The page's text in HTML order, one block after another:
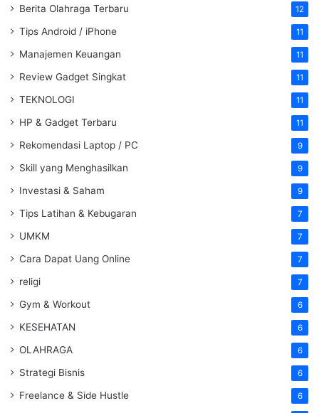
Berita Olahraga Terbaru 12
Tips Android / iPhone 11
Manajemen Keuangan 11
Review Gadget Singkat 11
TEKNOLOGI 11
HP & Gadget Terbaru 11
Rekomendasi Laptop / PC 9
Skill yang Menghasilkan 9
Investasi & Saham 9
Tips Latihan & Kebugaran 7
UMKM 7
Cara Dapat Uang Online 7
religi 7
Gym & Workout 6
KESEHATAN 6
OLAHRAGA 6
Strategi Bisnis 6
Freelance & Side Hustle 6